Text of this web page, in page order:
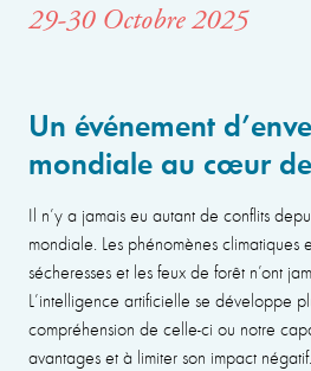
29-30 Octobre 2025
Un événement
mondiale au cœur
Il n’y a jamais eu autant de conflits
mondiale. Les phénomènes climatiques
sécheresses et les feux de forêt n’ont
L’intelligence artificielle se développe
compréhension de celle-ci ou notre
avantages et à limiter son impact